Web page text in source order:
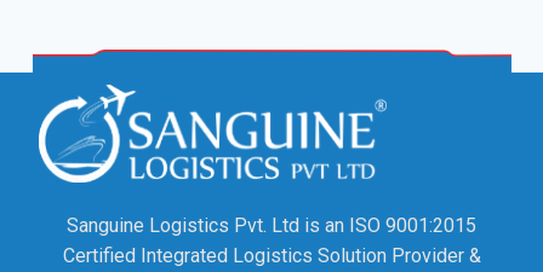
Sanguine Logistics Pvt. Ltd is an ISO 9001:2015
Certified Integrated Logistics Solution Provider &